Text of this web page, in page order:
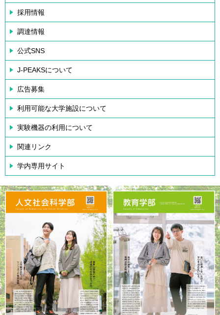
採用情報
調達情報
公式SNS
J-PEAKSについて
広告募集
利用可能な大学施設について
実験機器の利用について
関連リンク
学内専用サイト